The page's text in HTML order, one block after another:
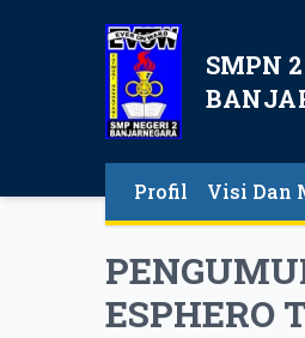
SMPN 2
Profil Visi Dan
ESPHERO